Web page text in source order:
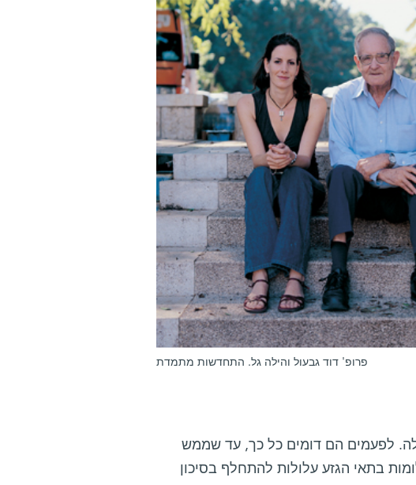
פרופ' דוד גבעול והילה גל. התחדשות מתמדת
לפעמים הם דומים כל כך, עד שממש
בתאי הגזע עלולות להתחלף בסיכון